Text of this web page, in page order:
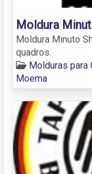
Moldura
Moldura Minuto
quadros.
Molduras para
Moema